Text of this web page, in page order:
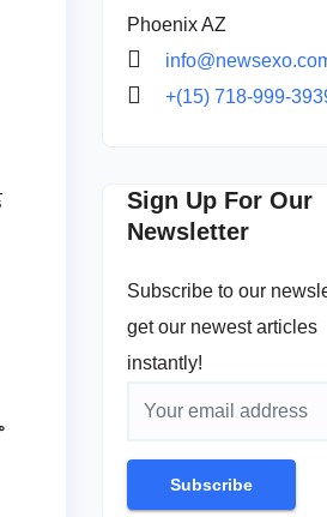
Phoenix AZ
+(15) 718-999-
Sign Up For Our
Newsletter
Subscribe to our
get our newest articles
instantly!
Subscribe